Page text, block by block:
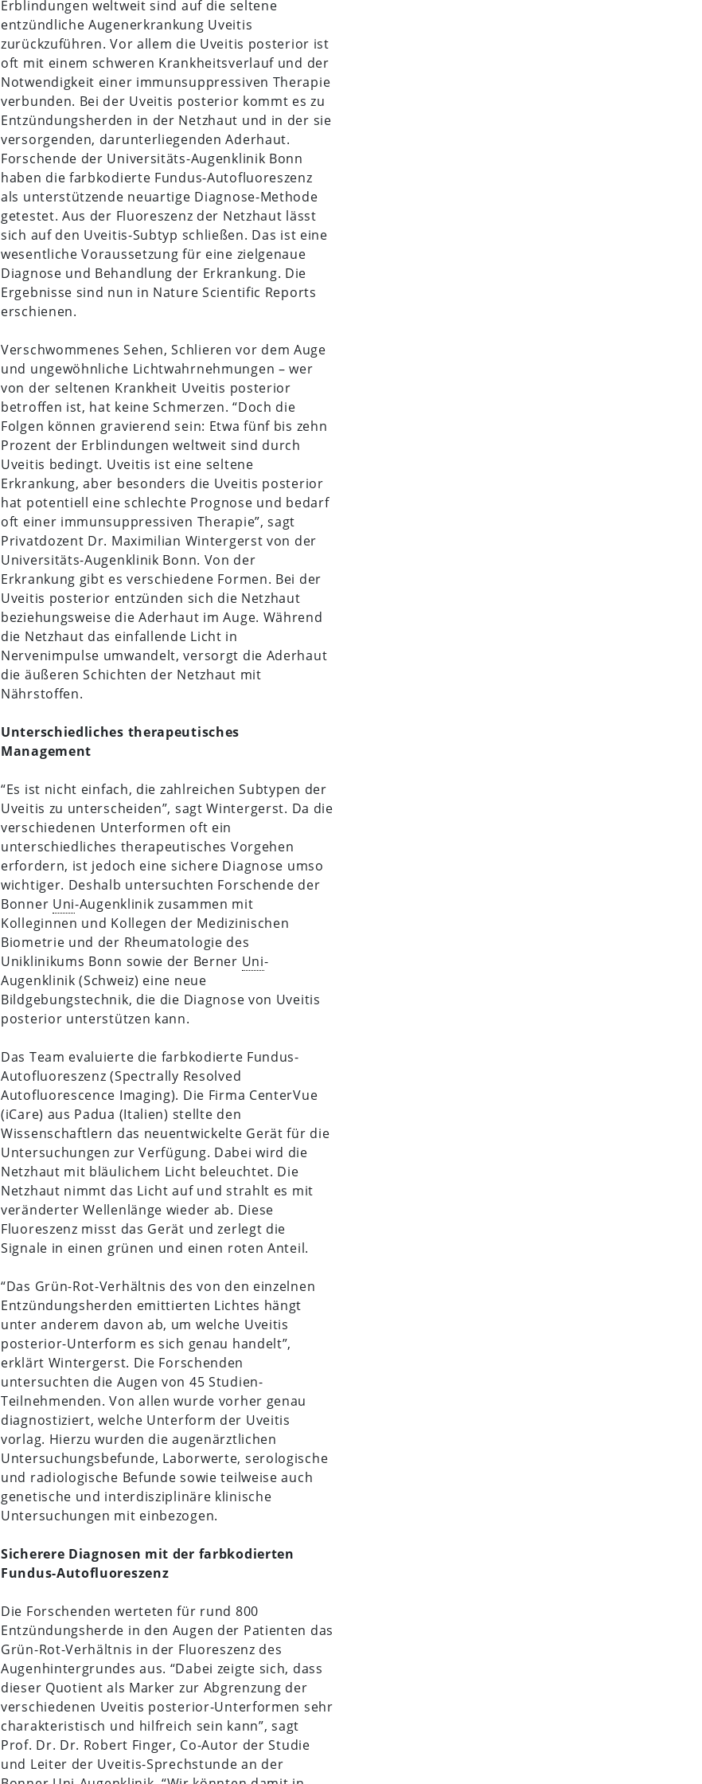
Erblindungen weltweit sind auf die seltene
entzündliche Augenerkrankung Uveitis
zurückzuführen. Vor allem die Uveitis posterior ist
oft mit einem schweren Krankheitsverlauf und der
Notwendigkeit einer immunsuppressiven Therapie
verbunden. Bei der Uveitis posterior kommt es zu
Entzündungsherden in der Netzhaut und in der sie
versorgenden, darunterliegenden Aderhaut.
Forschende der Universitäts-Augenklinik Bonn
haben die farbkodierte Fundus-Autofluoreszenz
als unterstützende neuartige Diagnose-Methode
getestet. Aus der Fluoreszenz der Netzhaut lässt
sich auf den Uveitis-Subtyp schließen. Das ist eine
wesentliche Voraussetzung für eine zielgenaue
Diagnose und Behandlung der Erkrankung. Die
Ergebnisse sind nun in Nature Scientific Reports
erschienen.
Verschwommenes Sehen, Schlieren vor dem Auge
und ungewöhnliche Lichtwahrnehmungen – wer
von der seltenen Krankheit Uveitis posterior
betroffen ist, hat keine Schmerzen. “Doch die
Folgen können gravierend sein: Etwa fünf bis zehn
Prozent der Erblindungen weltweit sind durch
Uveitis bedingt. Uveitis ist eine seltene
Erkrankung, aber besonders die Uveitis posterior
hat potentiell eine schlechte Prognose und bedarf
oft einer immunsuppressiven Therapie”, sagt
Privatdozent Dr. Maximilian Wintergerst von der
Universitäts-Augenklinik Bonn. Von der
Erkrankung gibt es verschiedene Formen. Bei der
Uveitis posterior entzünden sich die Netzhaut
beziehungsweise die Aderhaut im Auge. Während
die Netzhaut das einfallende Licht in
Nervenimpulse umwandelt, versorgt die Aderhaut
die äußeren Schichten der Netzhaut mit
Nährstoffen.
Unterschiedliches therapeutisches
Management
“Es ist nicht einfach, die zahlreichen Subtypen der
Uveitis zu unterscheiden”, sagt Wintergerst. Da die
verschiedenen Unterformen oft ein
unterschiedliches therapeutisches Vorgehen
erfordern, ist jedoch eine sichere Diagnose umso
wichtiger. Deshalb untersuchten Forschende der
Bonner Uni-Augenklinik zusammen mit
Kolleginnen und Kollegen der Medizinischen
Biometrie und der Rheumatologie des
Uniklinikums Bonn sowie der Berner Uni-
Augenklinik (Schweiz) eine neue
Bildgebungstechnik, die die Diagnose von Uveitis
posterior unterstützen kann.
Das Team evaluierte die farbkodierte Fundus-
Autofluoreszenz (Spectrally Resolved
Autofluorescence Imaging). Die Firma CenterVue
(iCare) aus Padua (Italien) stellte den
Wissenschaftlern das neuentwickelte Gerät für die
Untersuchungen zur Verfügung. Dabei wird die
Netzhaut mit bläulichem Licht beleuchtet. Die
Netzhaut nimmt das Licht auf und strahlt es mit
veränderter Wellenlänge wieder ab. Diese
Fluoreszenz misst das Gerät und zerlegt die
Signale in einen grünen und einen roten Anteil.
“Das Grün-Rot-Verhältnis des von den einzelnen
Entzündungsherden emittierten Lichtes hängt
unter anderem davon ab, um welche Uveitis
posterior-Unterform es sich genau handelt”,
erklärt Wintergerst. Die Forschenden
untersuchten die Augen von 45 Studien-
Teilnehmenden. Von allen wurde vorher genau
diagnostiziert, welche Unterform der Uveitis
vorlag. Hierzu wurden die augenärztlichen
Untersuchungsbefunde, Laborwerte, serologische
und radiologische Befunde sowie teilweise auch
genetische und interdisziplinäre klinische
Untersuchungen mit einbezogen.
Sicherere Diagnosen mit der farbkodierten
Fundus-Autofluoreszenz
Die Forschenden werteten für rund 800
Entzündungsherde in den Augen der Patienten das
Grün-Rot-Verhältnis in der Fluoreszenz des
Augenhintergrundes aus. “Dabei zeigte sich, dass
dieser Quotient als Marker zur Abgrenzung der
verschiedenen Uveitis posterior-Unterformen sehr
charakteristisch und hilfreich sein kann”, sagt
Prof. Dr. Dr. Robert Finger, Co-Autor der Studie
und Leiter der Uveitis-Sprechstunde an der